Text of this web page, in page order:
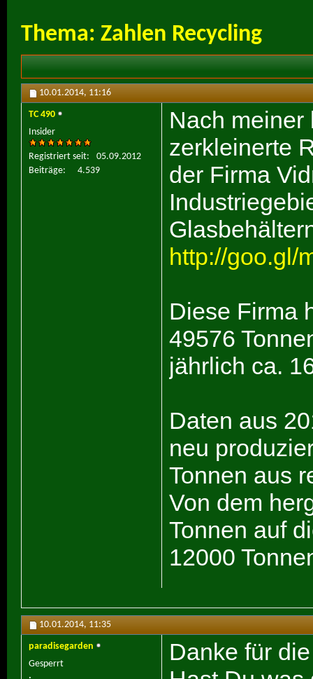
Thema: Zahlen Recycling
10.01.2014, 11:16
TC 490
Insider
Registriert seit
05.09.2012
Beiträge
4.539
Nach meiner
zerkleinerte
der Firma
http://goo.gl/
Diese Firma
49576
jährlich ca.
Daten aus
neu
Tonnen aus
Von dem
Tonnen auf
12000
10.01.2014, 11:35
paradisegarden
Gesperrt
.
Danke für